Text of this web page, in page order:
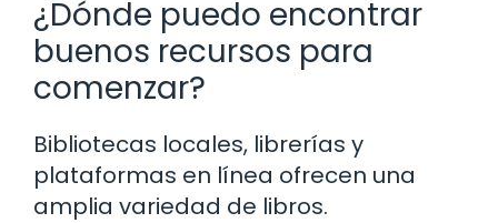
¿Dónde puedo encontrar
buenos recursos para
comenzar?
Bibliotecas locales, librerías y
plataformas en línea ofrecen una
amplia variedad de libros.